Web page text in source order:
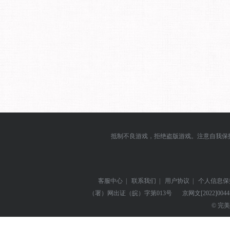
抵制不良游戏，拒绝盗版游戏。注意自我
客服中心 | 联系我们 | 用户协议 |
个人信息
（署）网出证（皖）字第013号
京网文
© 完美